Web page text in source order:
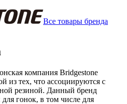
Все товары бренда
компания Bridgestone
из тех, что ассоциируются с
резиной. Данный бренд
гонок, в том числе для